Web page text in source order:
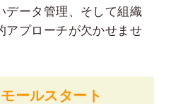
データ管理、そして組織
アプローチが欠かせませ
ールスタート